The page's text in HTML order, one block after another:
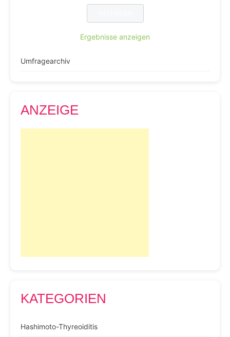
Ergebnisse anzeigen
Umfragearchiv
ANZEIGE
KATEGORIEN
Hashimoto-Thyreoiditis